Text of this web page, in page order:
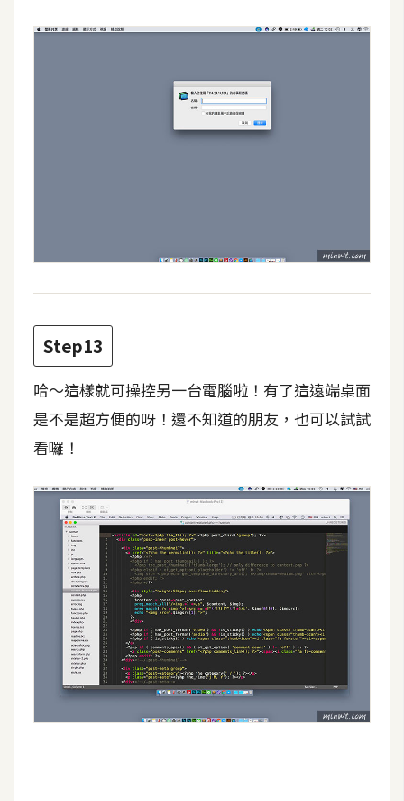
Step13
哈～這樣就可操控另一台電腦啦！有了這遠端桌面
是不是超方便的呀！還不知道的朋友，也可以試試
看囉！